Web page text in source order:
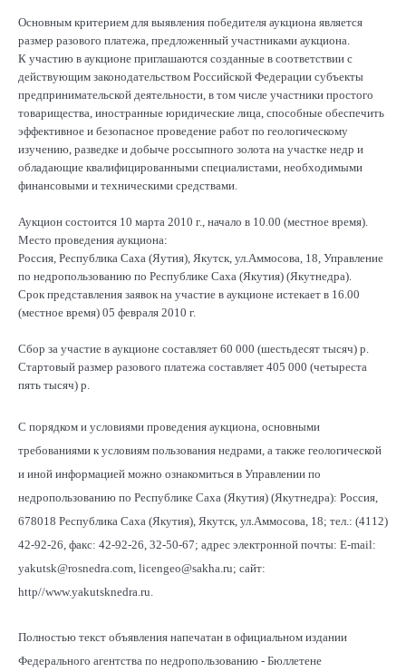
Основным критерием для выявления победителя аукциона является
размер разового платежа, предложенный участниками аукциона.
К участию в аукционе приглашаются созданные в соответствии с
действующим законодательством Российской Федерации субъекты
предпринимательской деятельности, в том числе участники простого
товарищества, иностранные юридические лица, способные обеспечить
эффективное и безопасное проведение работ по геологическому
изучению, разведке и добыче россыпного золота на участке недр и
обладающие квалифицированными специалистами, необходимыми
финансовыми и техническими средствами.
Аукцион состоится 10 марта 2010 г., начало в 10.00 (местное время).
Место проведения аукциона:
Россия, Республика Саха (Яутия), Якутск, ул.Аммосова, 18, Управление
по недропользованию по Республике Саха (Якутия) (Якутнедра).
Срок представления заявок на участие в аукционе истекает в 16.00
(местное время) 05 февраля 2010 г.
Сбор за участие в аукционе составляет 60 000 (шестьдесят тысяч) р.
Стартовый размер разового платежа составляет 405 000 (четыреста
пять тысяч) р.
С порядком и условиями проведения аукциона, основными
требованиями к условиям пользования недрами, а также геологической
и иной информацией можно ознакомиться в Управлении по
недропользованию по Республике Саха (Якутия) (Якутнедра): Россия,
678018 Республика Саха (Якутия), Якутск, ул.Аммосова, 18; тел.: (4112)
42-92-26, факс: 42-92-26, 32-50-67; адрес электронной почты: Е-mail:
yakutsk@rosnedra.com, licengeo@sakha.ru; сайт:
http//www.yakutsknedra.ru.
Полностью текст объявления напечатан в официальном издании
Федерального агентства по недропользованию - Бюллетене